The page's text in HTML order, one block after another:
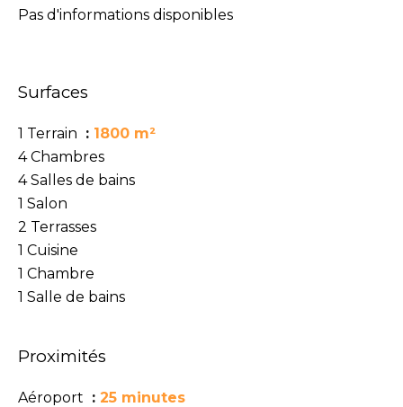
Pas d'informations disponibles
Surfaces
1 Terrain
1800 m²
4 Chambres
4 Salles de bains
1 Salon
2 Terrasses
1 Cuisine
1 Chambre
1 Salle de bains
Proximités
Aéroport
25 minutes